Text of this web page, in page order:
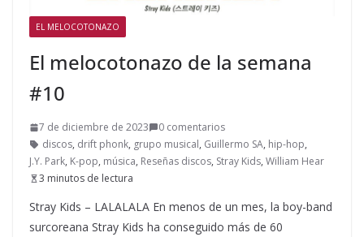
EL MELOCOTONAZO
El melocotonazo de la semana
#10
7 de diciembre de 2023
0 comentarios
discos, drift phonk, grupo musical, Guillermo SA, hip-hop,
J.Y. Park, K-pop, música, Reseñas discos, Stray Kids, William Hear
3 minutos de lectura
Stray Kids – LALALALA En menos de un mes, la boy-band
surcoreana Stray Kids ha conseguido más de 60